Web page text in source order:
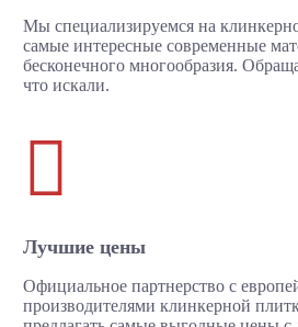
Мы специализируемся на
самые интересные современные
бесконечного многообразия.
что искали.

Лучшие цены
Официальное партнерство с
производителями клинкерной